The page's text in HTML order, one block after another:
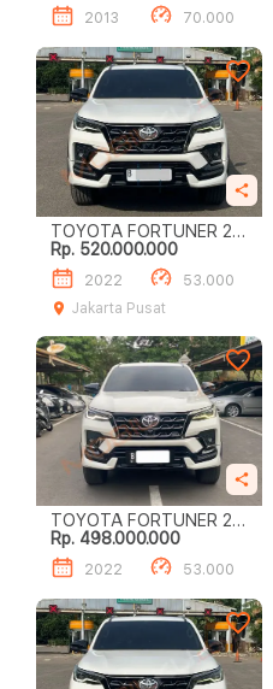
2013 70.000
TOYOTA FORTUNER 2.8
GR SPORT
Rp. 520.000.000
2022
53.000
Jakarta Pusat
TOYOTA FORTUNER 2.8
GR SPORT
Rp. 498.000.000
2022 53.000